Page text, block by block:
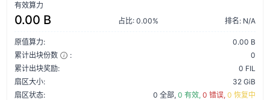
有效算力
0.00 B 占比: 0.00% 排名: N/A
原值算力:
0.00 B
累计出块份数
:
0
累计出块奖励:
0 FIL
扇区大小:
32 GiB
扇区状态:
0 全部, 0 有效, 0 错误, 0 恢复中